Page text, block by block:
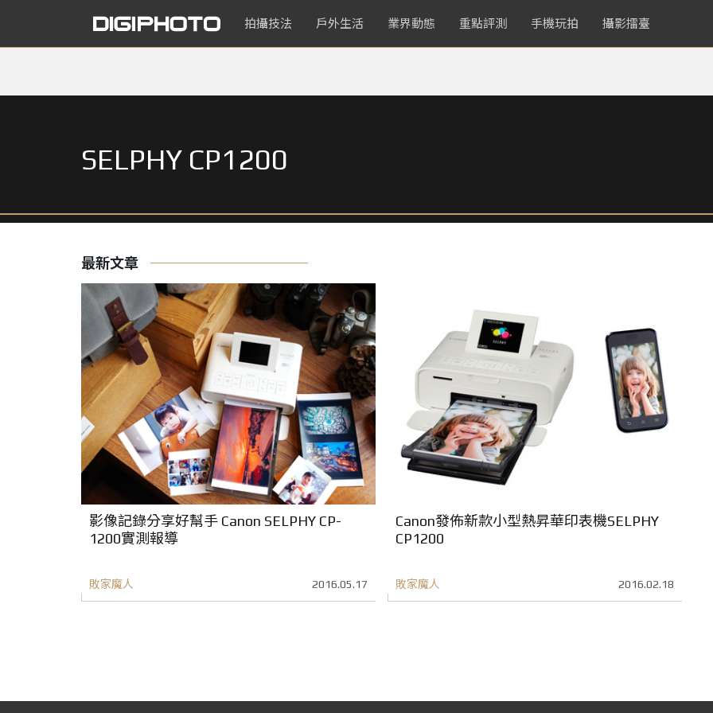
拍攝技法 戶外生活 業界動態 重點評測 手機玩拍 攝影擂臺
SELPHY CP1200
最新文章
影像記錄分享好幫手 Canon SELPHY CP-
1200實測報導
敗家魔人 2016.05.17
Canon發佈新款小型熱昇華印表機SELPHY
CP1200
敗家魔人 2016.02.18